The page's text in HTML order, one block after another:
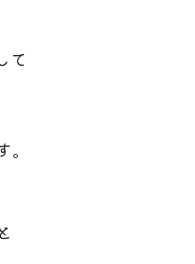
て